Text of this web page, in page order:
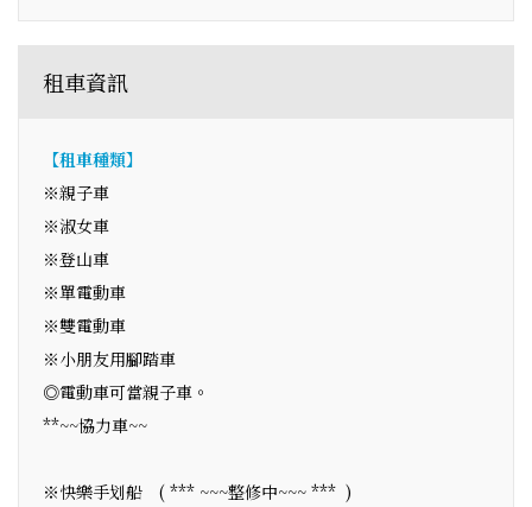
租車資訊
【租車種類】
※親子車
※淑女車
※登山車
※單電動車
※雙電動車
※小朋友用腳踏車
◎電動車可當親子車。
**~~協力車~~
※快樂手划船 ( *** ~~~整修中~~~ *** )